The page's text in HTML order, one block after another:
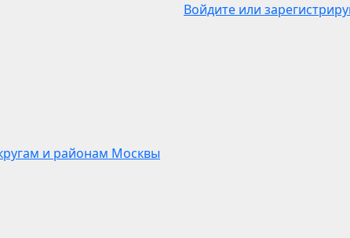
Войдите или
и районам Москвы